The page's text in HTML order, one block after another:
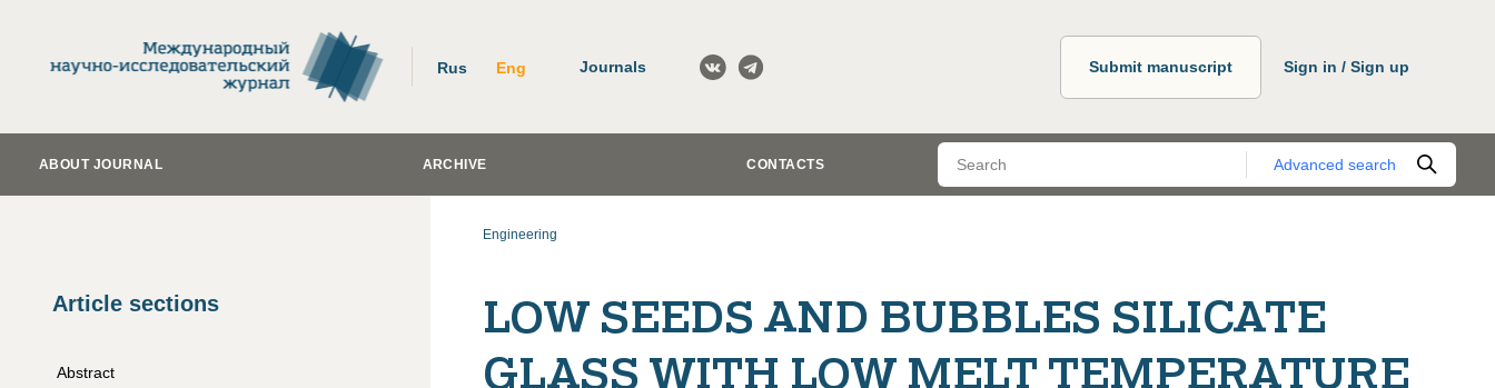
Rus Eng Journals Submit manuscript Sign in / Sign up
ABOUT JOURNAL ARCHIVE CONTACTS Advanced search
Article sections
Abstract
Engineering
LOW SEEDS AND BUBBLES SILICATE
GLASS WITH LOW MELT TEMPERATURE